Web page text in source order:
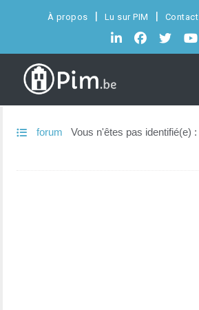
À propos Lu sur PIM Contact
forum Vous n'êtes pas identifié(e) :